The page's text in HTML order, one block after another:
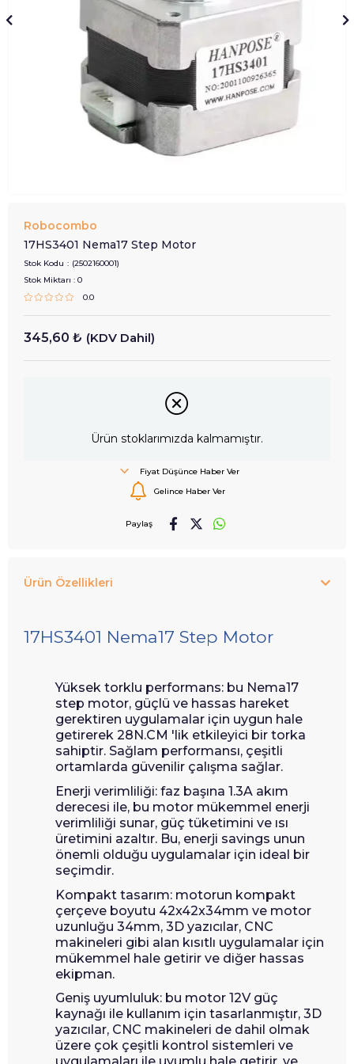
Robocombo
17HS3401 Nema17 Step Motor
Stok Kodu
(2502160001)
Stok Miktarı : 0
0.0
345,60 ₺ (KDV Dahil)
Ürün stoklarımızda kalmamıştır.
Fiyat Düşünce Haber Ver
Gelince Haber Ver
Paylaş
Ürün Özellikleri
17HS3401 Nema17 Step Motor
Yüksek torklu performans: bu Nema17
step motor, güçlü ve hassas hareket
gerektiren uygulamalar için uygun hale
getirerek 28N.CM 'lik etkileyici bir torka
sahiptir. Sağlam performansı, çeşitli
ortamlarda güvenilir çalışma sağlar.
Enerji verimliliği: faz başına 1.3A akım
derecesi ile, bu motor mükemmel enerji
verimliliği sunar, güç tüketimini ve ısı
üretimini azaltır. Bu, enerji savings unun
önemli olduğu uygulamalar için ideal bir
seçimdir.
Kompakt tasarım: motorun kompakt
çerçeve boyutu 42x42x34mm ve motor
uzunluğu 34mm, 3D yazıcılar, CNC
makineleri gibi alan kısıtlı uygulamalar için
mükemmel hale getirir ve diğer hassas
ekipman.
Geniş uyumluluk: bu motor 12V güç
kaynağı ile kullanım için tasarlanmıştır, 3D
yazıcılar, CNC makineleri de dahil olmak
üzere çok çeşitli kontrol sistemleri ve